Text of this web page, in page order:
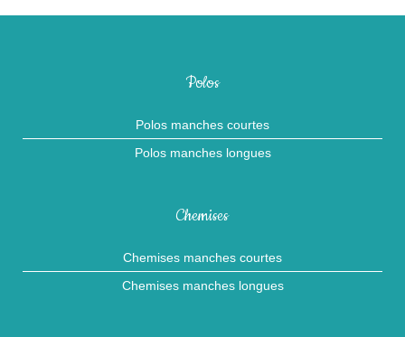
Polos
Polos manches courtes
Polos manches longues
Chemises
Chemises manches courtes
Chemises manches longues